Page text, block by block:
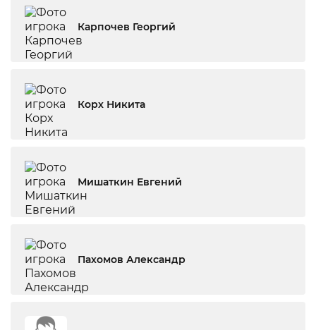
Карпочев Георгий
Корх Никита
Мишаткин Евгений
Пахомов Александр